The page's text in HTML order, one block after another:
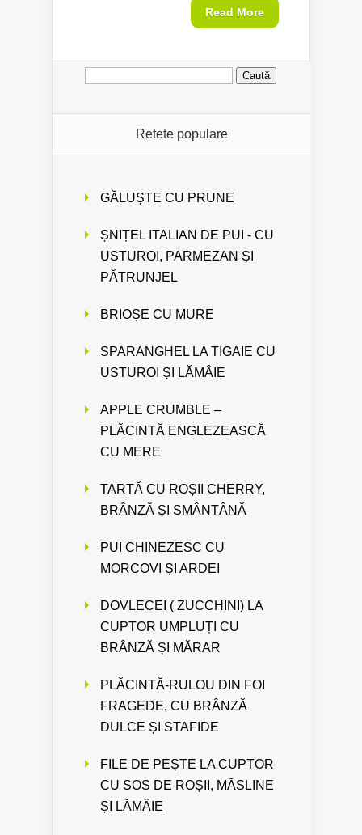
Read More
Caută
Retete populare
GĂLUȘTE CU PRUNE
ȘNIȚEL ITALIAN DE PUI - CU
USTUROI, PARMEZAN ȘI
PĂTRUNJEL
BRIOȘE CU MURE
SPARANGHEL LA TIGAIE CU
USTUROI ȘI LĂMÂIE
APPLE CRUMBLE –
PLĂCINTĂ ENGLEZEASCĂ
CU MERE
TARTĂ CU ROȘII CHERRY,
BRÂNZĂ ȘI SMÂNTÂNĂ
PUI CHINEZESC CU
MORCOVI ȘI ARDEI
DOVLECEI ( ZUCCHINI) LA
CUPTOR UMPLUȚI CU
BRÂNZĂ ȘI MĂRAR
PLĂCINTĂ-RULOU DIN FOI
FRAGEDE, CU BRÂNZĂ
DULCE ȘI STAFIDE
FILE DE PEȘTE LA CUPTOR
CU SOS DE ROȘII, MĂSLINE
ȘI LĂMÂIE